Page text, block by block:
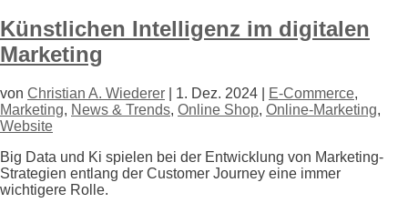
Künstlichen Intelligenz im digitalen
Marketing
von Christian A. Wiederer 1. Dez. 2024 E-Commerce,
Marketing, News & Trends, Online Shop, Online-Marketing,
Website
Big Data und Ki spielen bei der Entwicklung von Marketing-
Strategien entlang der Customer Journey eine immer
wichtigere Rolle.